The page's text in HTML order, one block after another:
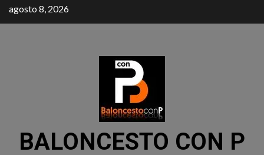
agosto 8, 2026
BALONCESTO CON P